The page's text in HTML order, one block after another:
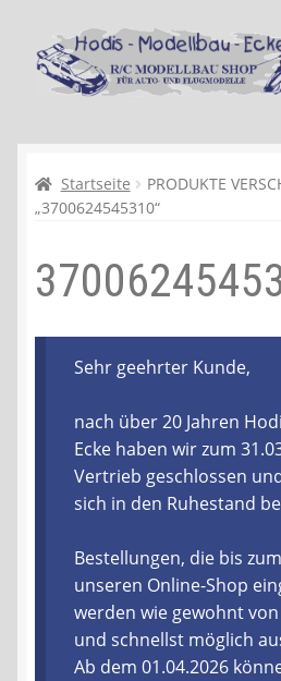
Zur
Navigation
springen
Zum
Inhalt
springen
Kasse
Recycling, Entsorgung und
Shop
Warenkorb
Ablauf einer Bestellung
Zahlungsarten
Lieferzeit & Verfügbarkeit
Startseite
PRODUKTE
„3700624545310“
Sehr geehrter Kunde,
nach über 20 Jahren
Ecke haben wir zum
Vertrieb geschlossen
sich in den Ruhestand
Bestellungen, die bis
unseren Online-Shop
werden wie gewohnt
und schnellst möglich
Ab dem 01.04.2026